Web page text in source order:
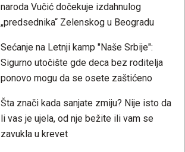
naroda Vučić dočekuje izdahnulog
„predsednika“ Zelenskog u Beogradu
Sećanje na Letnji kamp "Naše Srbije":
Sigurno utočište gde deca bez roditelja
ponovo mogu da se osete zaštićeno
Šta znači kada sanjate zmiju? Nije isto da
li vas je ujela, od nje bežite ili vam se
zavukla u krevet